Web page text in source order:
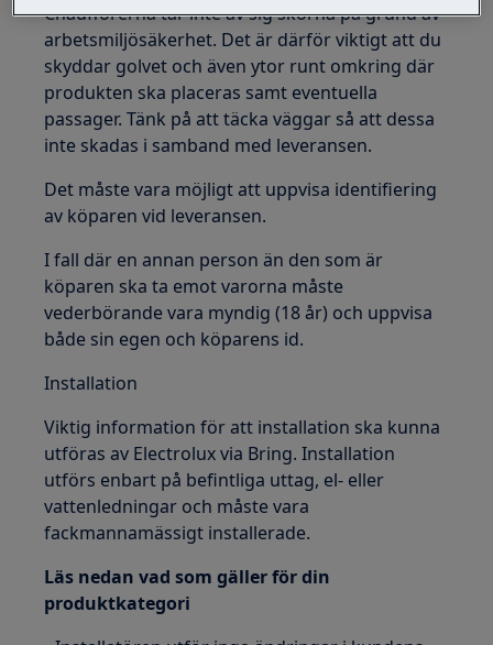
Chaufförerna tar inte av sig skorna på grund av
arbetsmiljösäkerhet. Det är därför viktigt att du
skyddar golvet och även ytor runt omkring där
produkten ska placeras samt eventuella
passager. Tänk på att täcka väggar så att dessa
inte skadas i samband med leveransen.
Det måste vara möjligt att uppvisa identifiering
av köparen vid leveransen.
I fall där en annan person än den som är
köparen ska ta emot varorna måste
vederbörande vara myndig (18 år) och uppvisa
både sin egen och köparens id.
Installation
Viktig information för att installation ska kunna
utföras av Electrolux via Bring. Installation
utförs enbart på befintliga uttag, el- eller
vattenledningar och måste vara
fackmannamässigt installerade.
Läs nedan vad som gäller för din
produktkategori